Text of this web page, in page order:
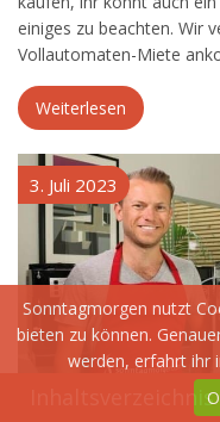
einiges zu beachten. Wir
Vollautomaten-Miete
Weiterlesen
3. Juli 2023
Inhaltsverzeichnis
Inhaltsverzeichnis
Sonntagmorgen nutzt
bieten zu können.
werden, erfahrt ihr